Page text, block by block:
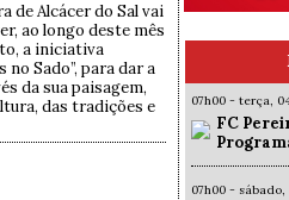
de Alcácer do Sal vai
ao longo deste mês
a iniciativa
no Sado”, para dar a
da sua paisagem,
das tradições e
07h00 - terça,
FC
07h00 -